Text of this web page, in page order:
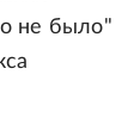
не было"